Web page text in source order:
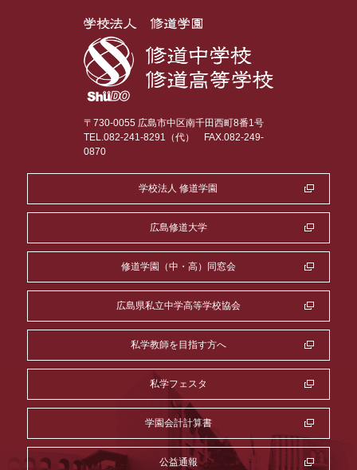
〒730-0055 広島市中区南千田西町8番1号
TEL.082-241-8291（代）
FAX.082-249-
0870
学校法人 修道学園
広島修道大学
修道学園（中・高）同窓会
広島県私立中学高等学校協会
私学教師を目指す方へ
私学フェスタ
学園会計計算書
公益通報